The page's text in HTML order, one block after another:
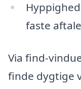
faste
Via find-
finde dygtige